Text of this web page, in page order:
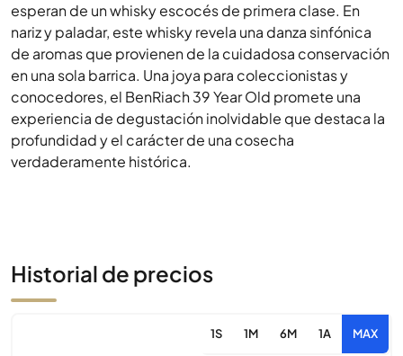
esperan de un whisky escocés de primera clase. En
nariz y paladar, este whisky revela una danza sinfónica
de aromas que provienen de la cuidadosa conservación
en una sola barrica. Una joya para coleccionistas y
conocedores, el BenRiach 39 Year Old promete una
experiencia de degustación inolvidable que destaca la
profundidad y el carácter de una cosecha
verdaderamente histórica.
Historial de precios
1S 1M 6M 1A MAX